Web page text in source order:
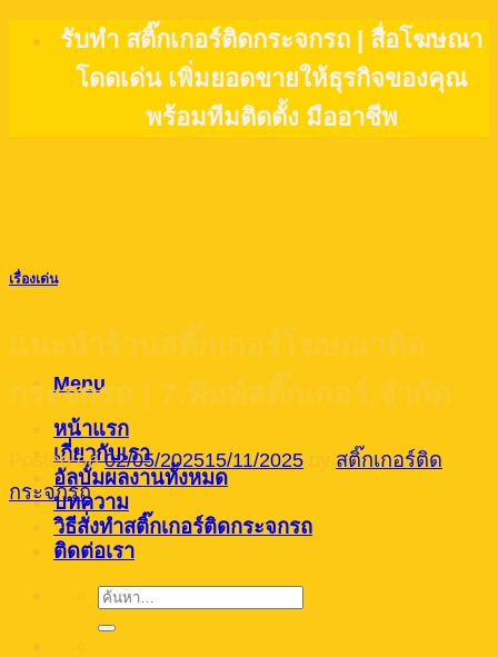
รับทำ สติ๊กเกอร์ติดกระจกรถ | สื่อโฆษณา
โดดเด่น เพิ่มยอดขายให้ธุรกิจของคุณ
พร้อมทีมติดตั้ง มืออาชีพ
Menu
หน้าแรก
เกี่ยวกับเรา
อัลบั้มผลงานทั้งหมด
บทความ
วิธีสั่งทำสติ๊กเกอร์ติดกระจกรถ
ติดต่อเรา
ค้นหา:
เรื่องเด่น
แนะนำร้านสติ๊กเกอร์โฆษณาติด
กระจกรถ | 7.พิมพ์สติ๊กเกอร์ จำกัด
Posted on02/05/202515/11/2025
สติ๊กเกอร์ติด
กระจกรถ